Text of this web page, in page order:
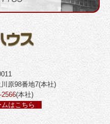
原98番地7(本社)
2566(本社)
はこちら